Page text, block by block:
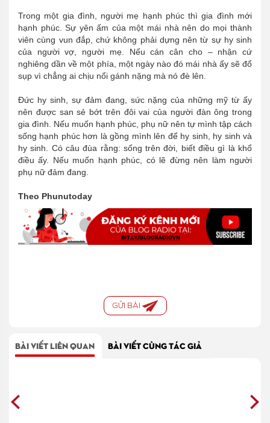
Trong một gia đình, người mẹ hạnh phúc thì gia đình mới
hạnh phúc. Sự yên ấm của một mái nhà nên do mọi thành
viên cùng vun đắp, chứ không phải dựng nên từ sự hy sinh
của người vợ, người mẹ. Nếu cán cân cho – nhận cứ
nghiêng dần về một phía, một ngày nào đó mái nhà ấy sẽ đổ
sụp vì chẳng ai chịu nổi gánh nặng mà nó đè lên.
Đức hy sinh, sự đảm đang, sức nặng của những mỹ từ ấy
nên được san sẻ bớt trên đôi vai của người đàn ông trong
gia đình. Nếu muốn hạnh phúc, phụ nữ nên tự mình tập cách
sống hạnh phúc hơn là gồng mình lên để hy sinh, hy sinh và
hy sinh. Có câu đùa rằng: sống trên đời, biết điều gì là khổ
điều ấy. Nếu muốn hạnh phúc, có lẽ đừng nên làm người
phụ nữ đảm đang.
Theo Phunutoday
GỬI BÀI
BÀI VIẾT LIÊN QUAN BÀI VIẾT CÙNG TÁC GIẢ